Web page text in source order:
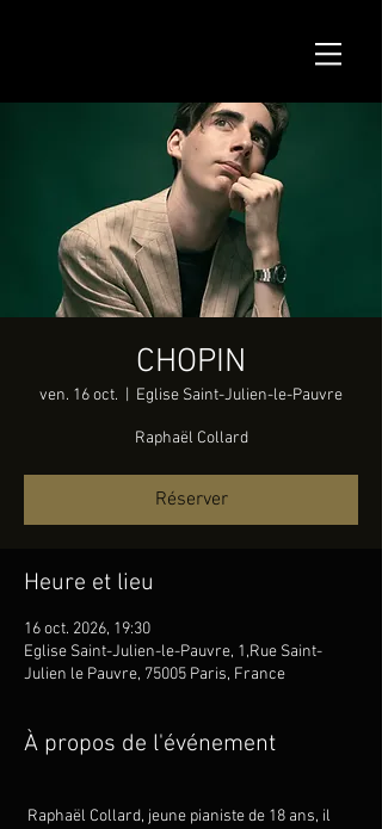
CHOPIN
ven. 16 oct. Eglise Saint-Julien-le-Pauvre
Raphaël Collard
Réserver
Heure et lieu
16 oct. 2026, 19:30
Eglise Saint-Julien-le-Pauvre, 1,Rue Saint-
Julien le Pauvre, 75005 Paris, France
À propos de l'événement
Raphaël Collard, jeune pianiste de 18 ans, il